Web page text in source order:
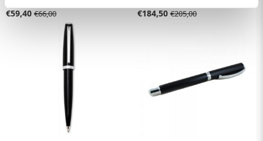
Resin con confezione
€59,40 €66,00
con confezione
€184,50 €205,00